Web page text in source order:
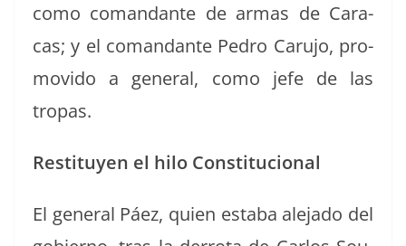
como coman­dante de armas de Cara­
cas; y el coman­dante Pedro Caru­jo, pro­
movi­do a gen­er­al, como jefe de las
tropas.
Resti­tuyen el hilo Constitucional
El gen­er­al Páez, quien esta­ba ale­ja­do del